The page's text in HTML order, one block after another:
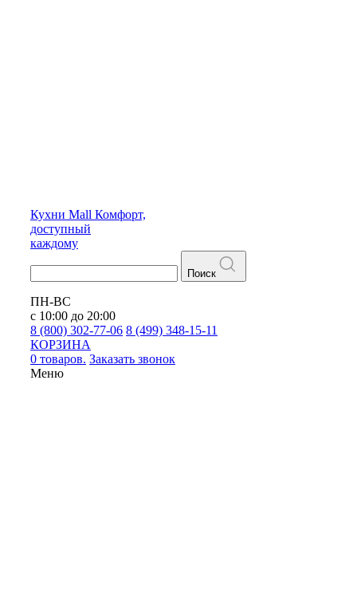
Кухни Mall Комфорт,
доступный
каждому
Поиск
ПН-ВС
с 10:00 до 20:00
8 (800) 302-77-06 8 (499) 348-15-11
КОРЗИНА
0 товаров. Заказать звонок
Меню